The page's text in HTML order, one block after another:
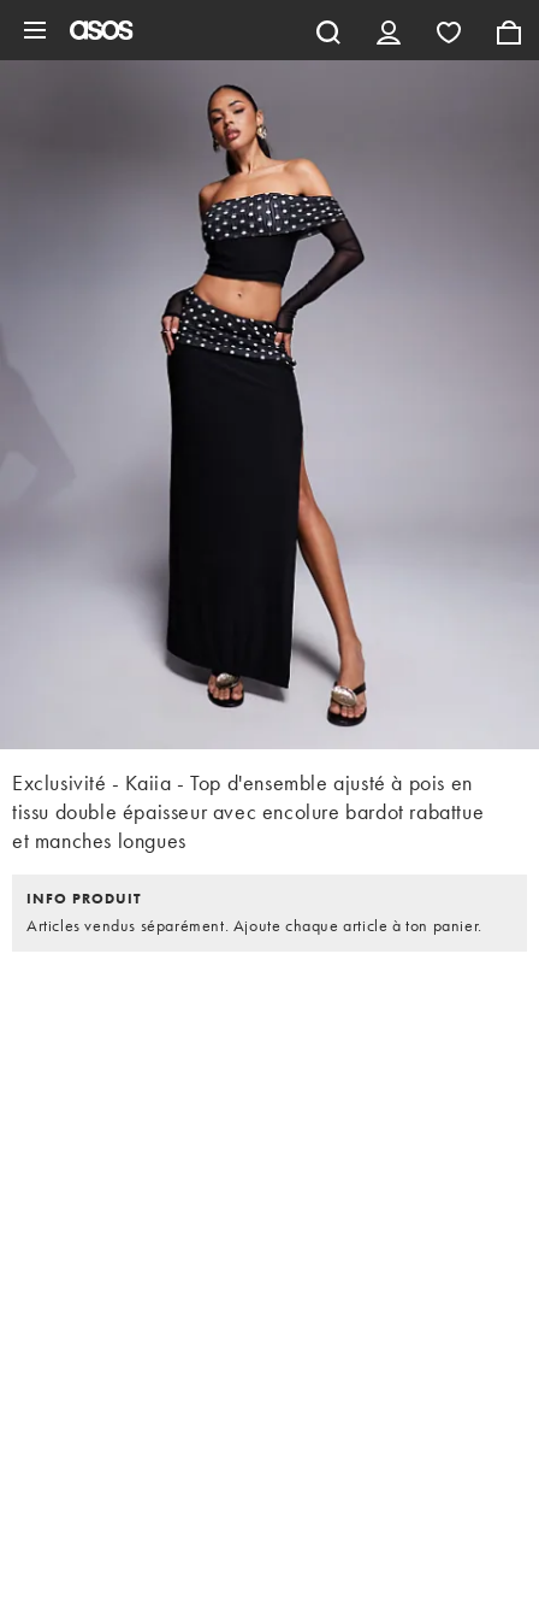
Exclusivité - Kaiia - Top d'ensemble ajusté à pois en
tissu double épaisseur avec encolure bardot rabattue
et manches longues
INFO PRODUIT
Articles vendus séparément. Ajoute chaque article à ton panier.